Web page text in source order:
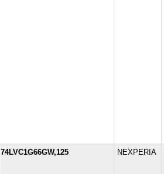
74LVC1G66GW,125 NEXPERIA